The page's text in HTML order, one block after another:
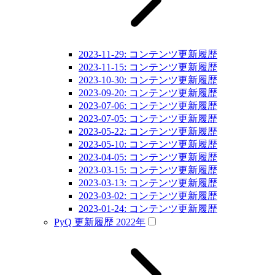
2023-11-29: コンテンツ更新履歴
2023-11-15: コンテンツ更新履歴
2023-10-30: コンテンツ更新履歴
2023-09-20: コンテンツ更新履歴
2023-07-06: コンテンツ更新履歴
2023-07-05: コンテンツ更新履歴
2023-05-22: コンテンツ更新履歴
2023-05-10: コンテンツ更新履歴
2023-04-05: コンテンツ更新履歴
2023-03-15: コンテンツ更新履歴
2023-03-13: コンテンツ更新履歴
2023-03-02: コンテンツ更新履歴
2023-01-24: コンテンツ更新履歴
PyQ 更新履歴 2022年